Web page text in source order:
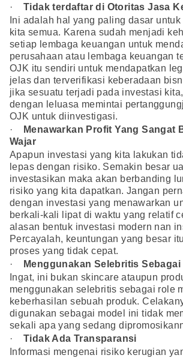
· Tidak terdaftar di Otoritas Jasa
Ini adalah hal yang paling dasar
kita semua. Karena sudah menjadi
setiap lembaga keuangan untuk
perusahaan atau lembaga keuangan
OJK itu sendiri untuk mendapatkan
jelas dan terverifikasi keberadaan
jika sesuatu terjadi pada investasi
dengan leluasa memintai
OJK untuk diinvestigasi.
·
Menawarkan Profit Yang Sangat
Wajar
Apapun investasi yang kita lakukan
lepas dengan risiko. Semakin besar
investasikan maka akan berbanding
risiko yang kita dapatkan. Jangan
dengan investasi yang menawarkan
berkali-kali lipat di waktu yang relatif
alasan bentuk investasi modern nan
Percayalah, keuntungan yang besar
proses yang tidak cepat.
·
Menggunakan Selebritis Sebagai
Ingat, ini bukan skincare ataupun
menggunakan selebritis sebagai role
keberhasilan sebuah produk.
digunakan sebagai model ini tidak
sekali apa yang sedang
· Tidak Ada Transparansi
Informasi mengenai risiko kerugian